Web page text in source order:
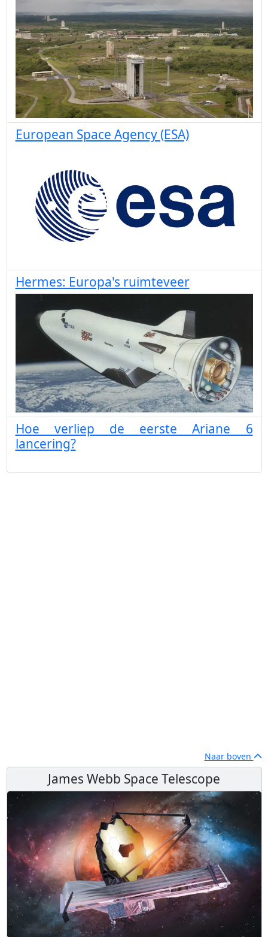
European Space Agency (ESA)
Hermes: Europa's ruimteveer
Hoe verliep de eerste Ariane 6
lancering?
Naar boven
James Webb Space Telescope